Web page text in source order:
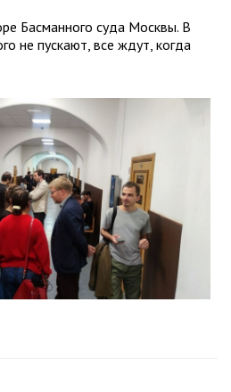
Басманного суда Москвы. В
не пускают, все ждут, когда